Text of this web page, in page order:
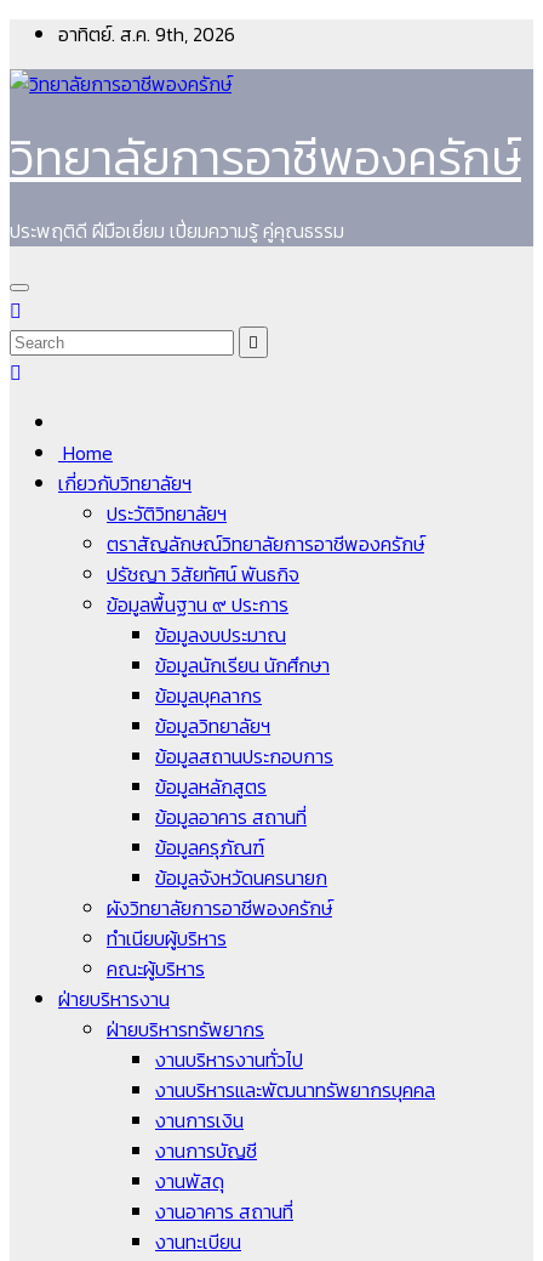
Skip
to
content
อาทิตย์. ส.ค. 9th, 2026
วิทยาลัยการอาชีพองครักษ์
ประพฤติดี ฝีมือเยี่ยม เปี่ยมความรู้ คู่คุณธรรม
Home
เกี่ยวกับวิทยาลัยฯ
ประวัติวิทยาลัยฯ
ตราสัญลักษณ์วิทยาลัยการอาชีพองครักษ์
ปรัชญา วิสัยทัศน์ พันธกิจ
ข้อมูลพื้นฐาน ๙ ประการ
ข้อมูลงบประมาณ
ข้อมูลนักเรียน นักศึกษา
ข้อมูลบุคลากร
ข้อมูลวิทยาลัยฯ
ข้อมูลสถานประกอบการ
ข้อมูลหลักสูตร
ข้อมูลอาคาร สถานที่
ข้อมูลครุภัณฑ์
ข้อมูลจังหวัดนครนายก
ผังวิทยาลัยการอาชีพองครักษ์
ทำเนียบผู้บริหาร
คณะผู้บริหาร
ฝ่ายบริหารงาน
ฝ่ายบริหารทรัพยากร
งานบริหารงานทั่วไป
งานบริหารและพัฒนาทรัพยากรบุคคล
งานการเงิน
งานการบัญชี
งานพัสดุ
งานอาคาร สถานที่
งานทะเบียน